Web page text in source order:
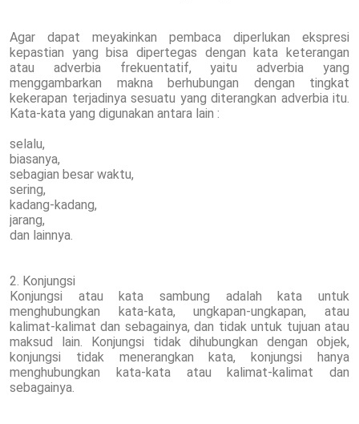
Agar dapat meyakinkan pembaca diperlukan ekspresi
kepastian yang bisa dipertegas dengan kata keterangan
atau adverbia frekuentatif, yaitu adverbia yang
menggambarkan makna berhubungan dengan tingkat
kekerapan terjadinya sesuatu yang diterangkan adverbia itu.
Kata-kata yang digunakan antara lain :
selalu,
biasanya,
sebagian besar waktu,
sering,
kadang-kadang,
jarang,
dan lainnya.
2. Konjungsi
Konjungsi atau kata sambung adalah kata untuk
menghubungkan kata-kata, ungkapan-ungkapan, atau
kalimat-kalimat dan sebagainya, dan tidak untuk tujuan atau
maksud lain. Konjungsi tidak dihubungkan dengan objek,
konjungsi tidak menerangkan kata, konjungsi hanya
menghubungkan kata-kata atau kalimat-kalimat dan
sebagainya.